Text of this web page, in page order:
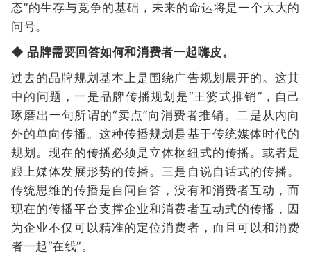
态”的生存与竞争的基础，未来的命运将是一个大大的
问号。
◆ 品牌需要回答如何和消费者一起嗨皮。
过去的品牌规划基本上是围绕广告规划展开的。这其
中的问题，一是品牌传播规划是“王婆式推销”，自己
琢磨出一句所谓的“卖点”向消费者推销。二是从内向
外的单向传播。这种传播规划是基于传统媒体时代的
规划。现在的传播必须是立体枢纽式的传播。或者是
跟上媒体发展形势的传播。三是自说自话式的传播。
传统思维的传播是自问自答，没有和消费者互动，而
现在的传播平台支撑企业和消费者互动式的传播，因
为企业不仅可以精准的定位消费者，而且可以和消费
者一起“在线”。